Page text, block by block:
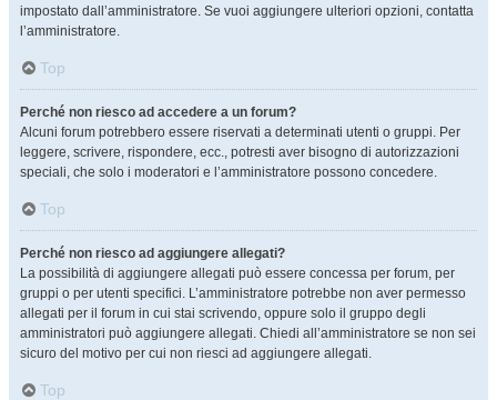
impostato dall’amministratore. Se vuoi aggiungere ulteriori opzioni, contatta
l’amministratore.
Top
Perché non riesco ad accedere a un forum?
Alcuni forum potrebbero essere riservati a determinati utenti o gruppi. Per
leggere, scrivere, rispondere, ecc., potresti aver bisogno di autorizzazioni
speciali, che solo i moderatori e l’amministratore possono concedere.
Top
Perché non riesco ad aggiungere allegati?
La possibilità di aggiungere allegati può essere concessa per forum, per
gruppi o per utenti specifici. L’amministratore potrebbe non aver permesso
allegati per il forum in cui stai scrivendo, oppure solo il gruppo degli
amministratori può aggiungere allegati. Chiedi all’amministratore se non sei
sicuro del motivo per cui non riesci ad aggiungere allegati.
Top